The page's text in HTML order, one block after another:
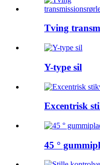
Tving
Y-type sil
Excentrisk
45 °